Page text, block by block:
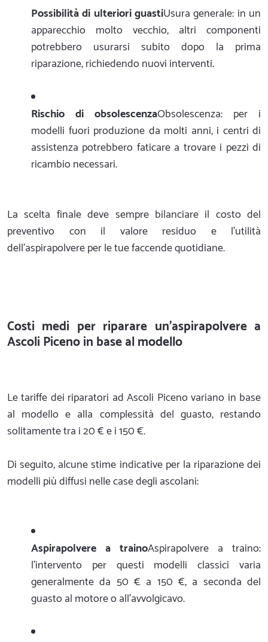
Possibilità di ulteriori guastiUsura generale: in un
apparecchio molto vecchio, altri componenti
potrebbero usurarsi subito dopo la prima
riparazione, richiedendo nuovi interventi.
Rischio di obsolescenzaObsolescenza: per i
modelli fuori produzione da molti anni, i centri di
assistenza potrebbero faticare a trovare i pezzi di
ricambio necessari.
La scelta finale deve sempre bilanciare il costo del
preventivo con il valore residuo e l'utilità
dell'aspirapolvere per le tue faccende quotidiane.
Costi medi per riparare un'aspirapolvere a
Ascoli Piceno in base al modello
Le tariffe dei riparatori ad Ascoli Piceno variano in base
al modello e alla complessità del guasto, restando
solitamente tra i 20 € e i 150 €.
Di seguito, alcune stime indicative per la riparazione dei
modelli più diffusi nelle case degli ascolani:
Aspirapolvere a trainoAspirapolvere a traino:
l'intervento per questi modelli classici varia
generalmente da 50 € a 150 €, a seconda del
guasto al motore o all'avvolgicavo.